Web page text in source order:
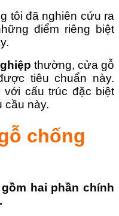
tôi đã nghiên cứu ra
điểm riêng biệt
thường, cửa gỗ
tiêu chuẩn này.
cấu trúc đặc biệt
cầu này.
chống
hai phần chính